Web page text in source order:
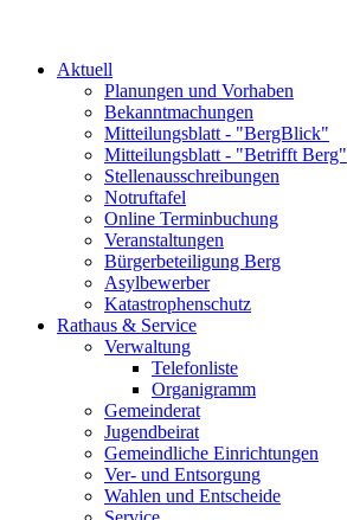
Aktuell
Planungen und Vorhaben
Bekanntmachungen
Mitteilungsblatt - "BergBlick"
Mitteilungsblatt - "Betrifft Berg"
Stellenausschreibungen
Notruftafel
Online Terminbuchung
Veranstaltungen
Bürgerbeteiligung Berg
Asylbewerber
Katastrophenschutz
Rathaus & Service
Verwaltung
Telefonliste
Organigramm
Gemeinderat
Jugendbeirat
Gemeindliche Einrichtungen
Ver- und Entsorgung
Wahlen und Entscheide